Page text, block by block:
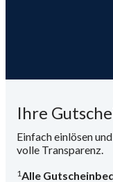
Ihre
Einfach einlösen
volle Transparenz.
1Alle